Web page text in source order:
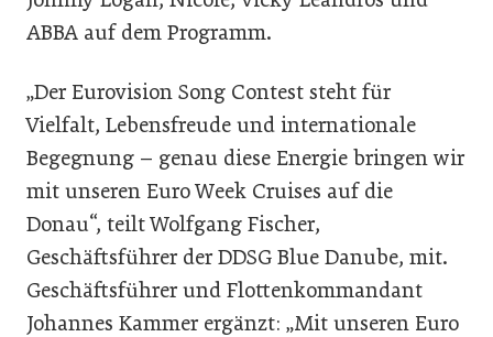
ABBA auf dem Programm.
„Der Eurovision Song Contest steht für
Vielfalt, Lebensfreude und internationale
Begegnung – genau diese Energie bringen wir
mit unseren Euro Week Cruises auf die
Donau“, teilt Wolfgang Fischer,
Geschäftsführer der DDSG Blue Danube, mit.
Geschäftsführer und Flottenkommandant
Johannes Kammer ergänzt: „Mit unseren Euro